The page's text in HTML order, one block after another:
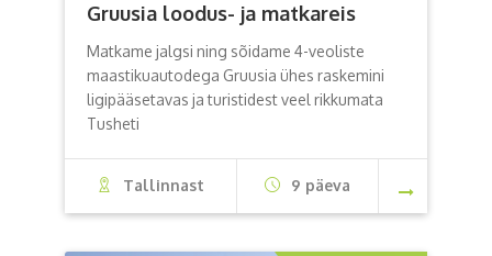
Gruusia loodus- ja matkareis
Matkame jalgsi ning sõidame 4-veoliste
maastikuautodega Gruusia ühes raskemini
ligipääsetavas ja turistidest veel rikkumata
Tusheti
Tallinnast 9 päeva